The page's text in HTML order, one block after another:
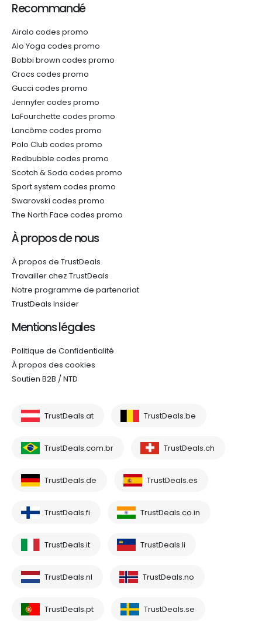
Recommandé
Airalo codes promo
Alo Yoga codes promo
Bobbi brown codes promo
Crocs codes promo
Gucci codes promo
Jennyfer codes promo
LaFourchette codes promo
Lancôme codes promo
Polo Club codes promo
Redbubble codes promo
Scotch & Soda codes promo
Sport system codes promo
Swarovski codes promo
The North Face codes promo
À propos de nous
À propos de TrustDeals
Travailler chez TrustDeals
Notre programme de partenariat
TrustDeals Insider
Mentions légales
Politique de Confidentialité
À propos des cookies
Soutien B2B / NTD
TrustDeals.at TrustDeals.be
TrustDeals.com.br TrustDeals.ch
TrustDeals.de TrustDeals.es
TrustDeals.fi TrustDeals.co.in
TrustDeals.it TrustDeals.li
TrustDeals.nl TrustDeals.no
TrustDeals.pt TrustDeals.se